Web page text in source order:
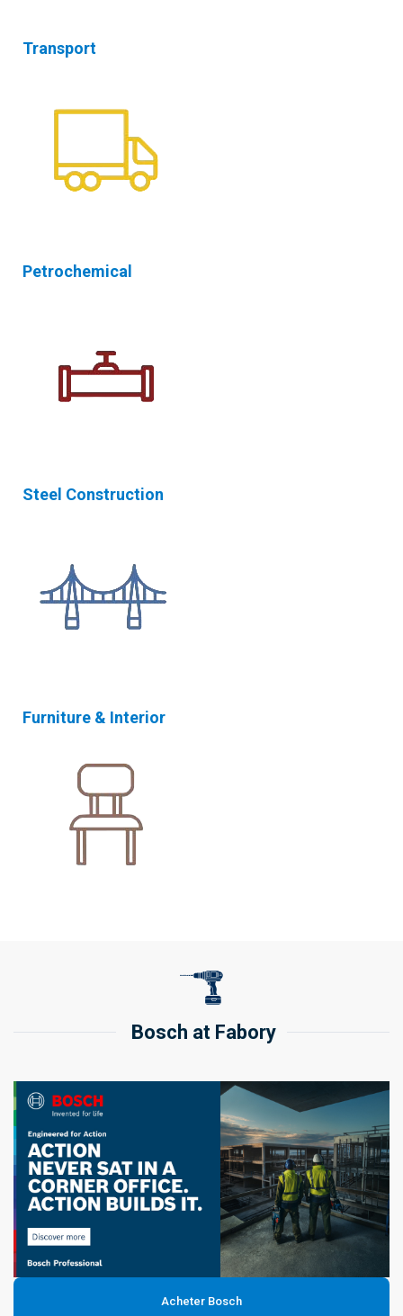
Transport
Petrochemical
Steel Construction
Furniture & Interior
Bosch at Fabory
Acheter Bosch